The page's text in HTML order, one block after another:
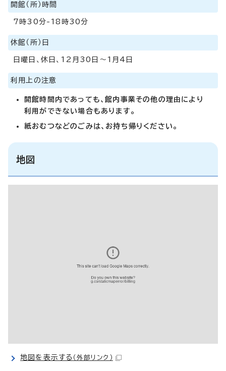
開館（所）時間
7時30分-18時30分
休館（所）日
日曜日、休日、12月30日～1月4日
利用上の注意
開館時間内であっても、館内事業その他の理由により
利用ができない場合もあります。
紙おむつなどのごみは、お持ち帰りください。
地図
地図を表示する （外部リンク）